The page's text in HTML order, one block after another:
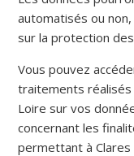
automatisés ou
sur la protection
Vous pouvez
traitements réalisés
Loire sur vos
concernant les
permettant à